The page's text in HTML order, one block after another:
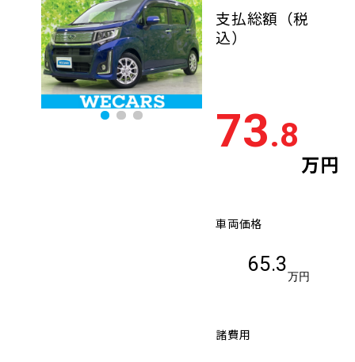
支払総額 （税
込）
73.8
万円
車両価格
65.3
万円
諸費用